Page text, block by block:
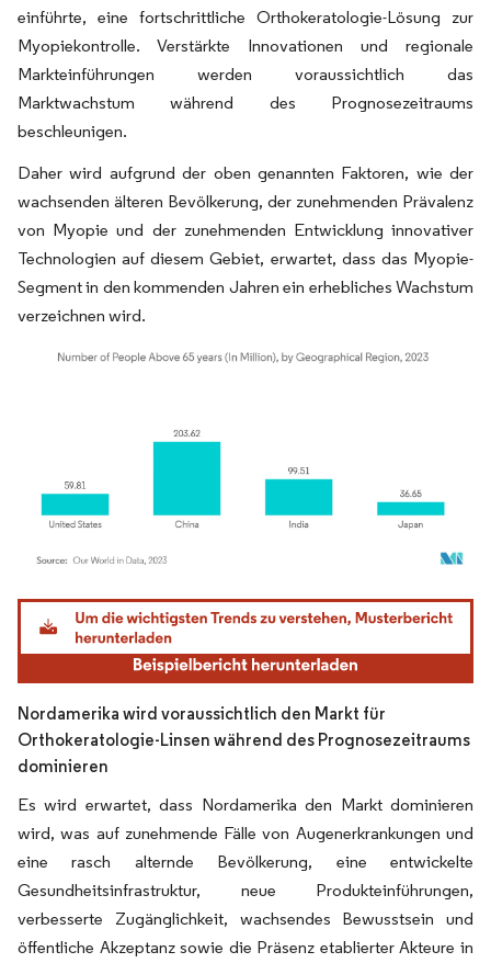
einführte, eine fortschrittliche Orthokeratologie-Lösung zur
Myopiekontrolle. Verstärkte Innovationen und regionale
Markteinführungen werden voraussichtlich das
Marktwachstum während des Prognosezeitraums
beschleunigen.
Daher wird aufgrund der oben genannten Faktoren, wie der
wachsenden älteren Bevölkerung, der zunehmenden Prävalenz
von Myopie und der zunehmenden Entwicklung innovativer
Technologien auf diesem Gebiet, erwartet, dass das Myopie-
Segment in den kommenden Jahren ein erhebliches Wachstum
verzeichnen wird.
Bild © Mordor Intelligence. Wiederverwendung erfordert Namensnennung gemäß
Nordamerika wird voraussichtlich den Markt für
Orthokeratologie-Linsen während des Prognosezeitraums
dominieren
Es wird erwartet, dass Nordamerika den Markt dominieren
wird, was auf zunehmende Fälle von Augenerkrankungen und
eine rasch alternde Bevölkerung, eine entwickelte
Gesundheitsinfrastruktur, neue Produkteinführungen,
verbesserte Zugänglichkeit, wachsendes Bewusstsein und
öffentliche Akzeptanz sowie die Präsenz etablierter Akteure in